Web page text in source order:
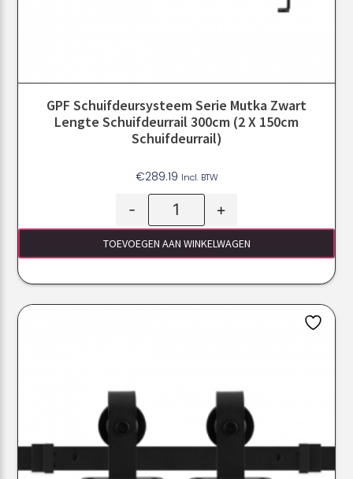
GPF Schuifdeursysteem Serie Mutka Zwart
Lengte Schuifdeurrail 300cm (2 X 150cm
Schuifdeurrail)
€289.19 Incl. BTW
- +
TOEVOEGEN AAN WINKELWAGEN